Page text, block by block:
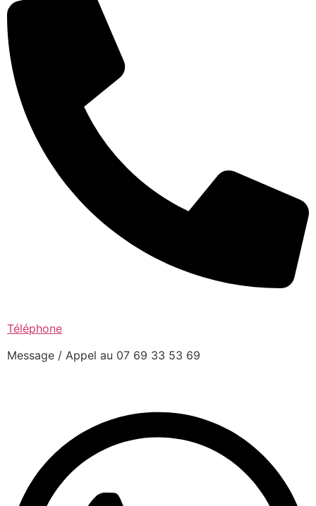
Téléphone
Message / Appel au 07 69 33 53 69